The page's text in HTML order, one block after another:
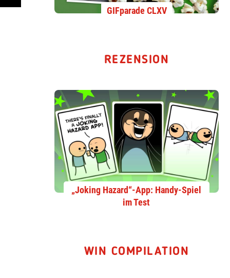
GIFparade CLXV
REZENSION
„Joking Hazard“-App: Handy-Spiel
im Test
WIN COMPILATION